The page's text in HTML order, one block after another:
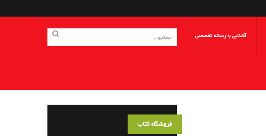
آشنایی با رسانه تخصصی
فروشگاه کتاب